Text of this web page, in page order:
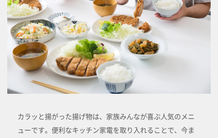
カラッと揚がった揚げ物は、家族みんなが喜ぶ人気のメニ
ューです。便利なキッチン家電を取り入れることで、今ま